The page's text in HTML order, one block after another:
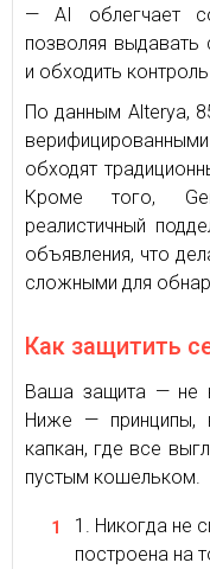
— AI облегчает
позволяя выдавать
и обходить
По данным Alterya,
обходят
Кроме того,
реалистичный
объявления, что
сложными для
Как защитить
Ваша защита — не
Ниже — принципы,
капкан, где все
пустым кошельком.
Никогда не
построена на